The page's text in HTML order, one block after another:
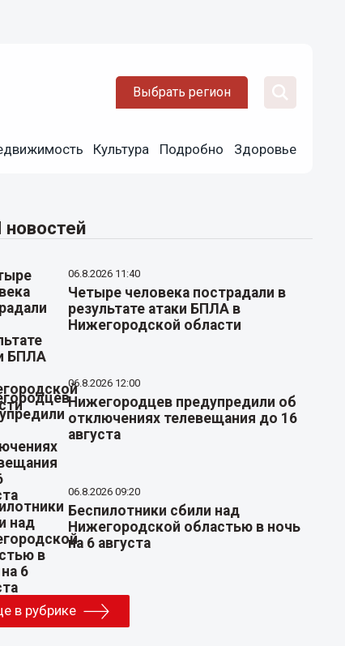
Выбрать регион
Культура Подробно Здоровье
06.8.2026 11:40
Четыре человека пострадали в
результате атаки БПЛА в
Нижегородской области
06.8.2026 12:00
Нижегородцев предупредили об
отключениях телевещания до 16
августа
06.8.2026 09:20
Беспилотники сбили над
Нижегородской областью в ночь
на 6 августа
в рубрике